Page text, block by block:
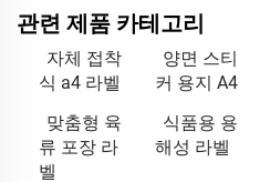
관련 제품 카테고리
자체 접착
식 a4 라벨
양면 스티
커 용지 A4
맞춤형 육
류 포장 라
벨
식품용 용
해성 라벨